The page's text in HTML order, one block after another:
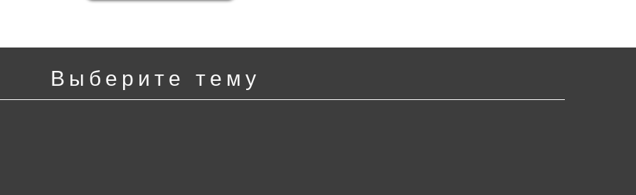
Выберите тему